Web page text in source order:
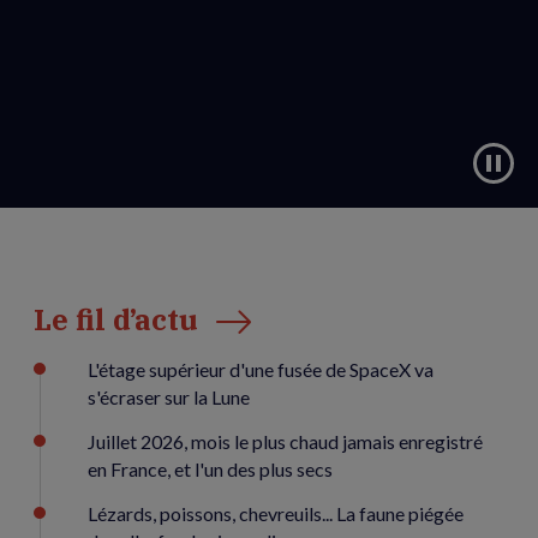
Le fil d’actu
L'étage supérieur d'une fusée de SpaceX va
s'écraser sur la Lune
Juillet 2026, mois le plus chaud jamais enregistré
en France, et l'un des plus secs
Lézards, poissons, chevreuils... La faune piégée